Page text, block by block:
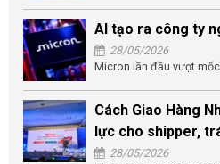
AI tạo ra công ty
28/05/2026
Micron lần đầu vượt
Cách Giao Hàng
lực cho shipper,
28/05/2026